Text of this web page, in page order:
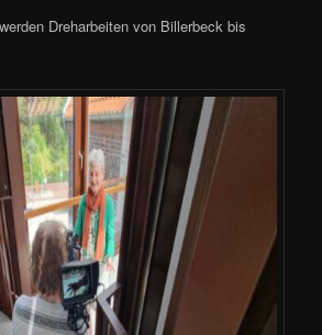
Dreharbeiten von Billerbeck bis